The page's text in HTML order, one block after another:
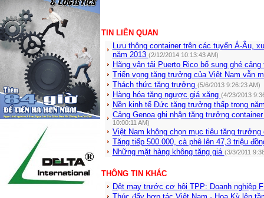
TIN LIÊN QUAN
Lưu thông container trên các tuyến Á-Âu,
năm 2013 (2/12/2014 10:13:43 AM)
Hãng vận tải Puerto Rico bổ sung ghé
Triển vọng tăng trưởng của Việt Nam vẫn
Thách thức tăng trưởng (5/6/2013 9:26:23 AM)
Hàng hóa tăng ngược giá xăng (4/23/2013
Nền kinh tế Đức tăng trưởng thấp trong
Cảng Genoa ghi nhận tăng trưởng
10:00:11 AM)
Việt Nam không chọn mục tiêu tăng
Tăng tiếp 500.000, cà phê lên 47,3 triệu
Những mặt hàng không tăng giá (3/3/2011
THÔNG TIN KHÁC
Dệt may trước cơ hội TPP: Doanh nghiệp